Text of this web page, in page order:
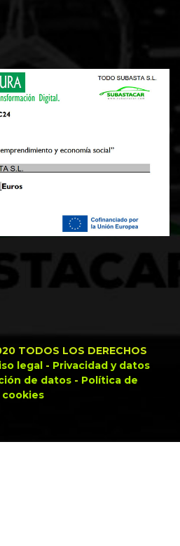
TODOS LOS DERECHOS
legal - Privacidad y datos
de datos - Política de
cookies